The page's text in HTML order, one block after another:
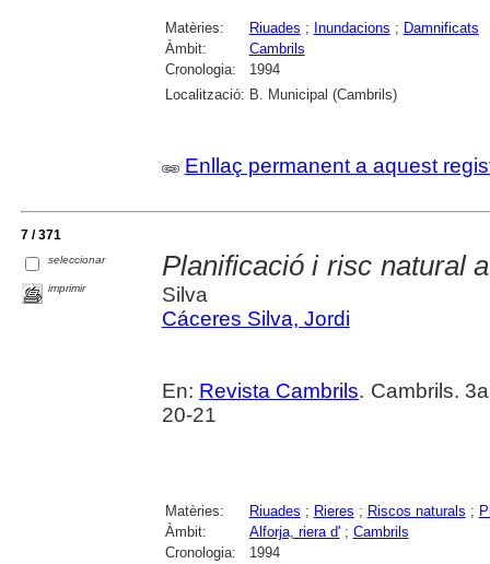
Matèries: Riuades ; Inundacions ; Damnificats
Àmbit:
Cambrils
Cronologia:
1994
Localització: B. Municipal (Cambrils)
Enllaç permanent a aquest
7 / 371
seleccionar
imprimir
Planificació i risc natural
Silva
Cáceres Silva, Jordi
En: Revista Cambrils. Cambrils.
20-21
Matèries: Riuades ; Rieres ; Riscos naturals ;
Àmbit:
Alforja, riera d'; Cambrils
Cronologia:
1994